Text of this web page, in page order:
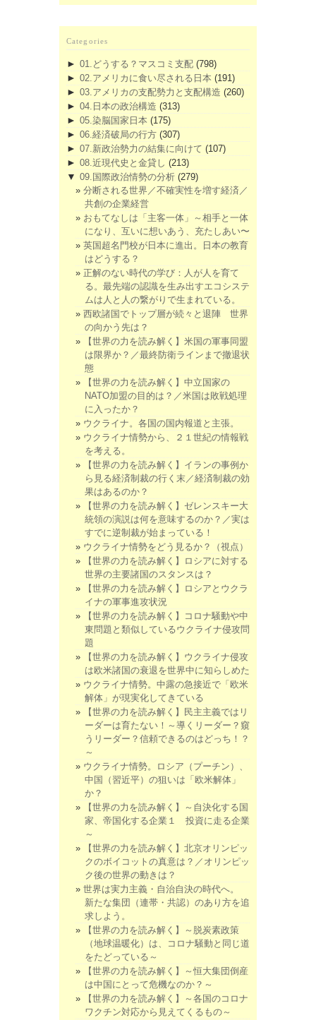
Categories
► 01.どうする？マスコミ支配 (798)
► 02.アメリカに食い尽される日本 (191)
► 03.アメリカの支配勢力と支配構造 (260)
► 04.日本の政治構造 (313)
► 05.染脳国家日本 (175)
► 06.経済破局の行方 (307)
► 07.新政治勢力の結集に向けて (107)
► 08.近現代史と金貸し (213)
▼ 09.国際政治情勢の分析 (279)
分断される世界／不確実性を増す経済／
共創の企業経営
おもてなしは「主客一体」～相手と一体
になり、互いに想いあう、充たしあい〜
英国超名門校が日本に進出。日本の教育
はどうする？
正解のない時代の学び：人が人を育て
る。最先端の認識を生み出すエコシステ
ムは人と人の繋がりで生まれている。
西欧諸国でトップ層が続々と退陣 世界
の向かう先は？
【世界の力を読み解く】米国の軍事同盟
は限界か？／最終防衛ラインまで撤退状
態
【世界の力を読み解く】中立国家の
NATO加盟の目的は？／米国は敗戦処理
に入ったか？
ウクライナ。各国の国内報道と主張。
ウクライナ情勢から、２１世紀の情報戦
を考える。
【世界の力を読み解く】イランの事例か
ら見る経済制裁の行く末／経済制裁の効
果はあるのか？
【世界の力を読み解く】ゼレンスキー大
統領の演説は何を意味するのか？／実は
すでに逆制裁が始まっている！
ウクライナ情勢をどう見るか？（視点）
【世界の力を読み解く】ロシアに対する
世界の主要諸国のスタンスは？
【世界の力を読み解く】ロシアとウクラ
イナの軍事進攻状況
【世界の力を読み解く】コロナ騒動や中
東問題と類似しているウクライナ侵攻問
題
【世界の力を読み解く】ウクライナ侵攻
は欧米諸国の衰退を世界中に知らしめた
ウクライナ情勢。中露の急接近で「欧米
解体」が現実化してきている
【世界の力を読み解く】民主主義ではリ
ーダーは育たない！～導くリーダー？窺
うリーダー？信頼できるのはどっち！？
～
ウクライナ情勢。ロシア（プーチン）、
中国（習近平）の狙いは「欧米解体」
か？
【世界の力を読み解く】～自決化する国
家、帝国化する企業１ 投資に走る企業
～
【世界の力を読み解く】北京オリンピッ
クのボイコットの真意は？／オリンピッ
ク後の世界の動きは？
世界は実力主義・自治自決の時代へ。
新たな集団（連帯・共認）のあり方を追
求しよう。
【世界の力を読み解く】～脱炭素政策
（地球温暖化）は、コロナ騒動と同じ道
をたどっている～
【世界の力を読み解く】～恒大集団倒産
は中国にとって危機なのか？～
【世界の力を読み解く】～各国のコロナ
ワクチン対応から見えてくるもの～